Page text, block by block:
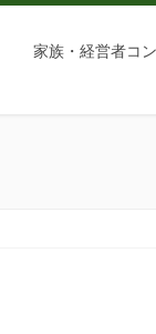
家族・経営者コ